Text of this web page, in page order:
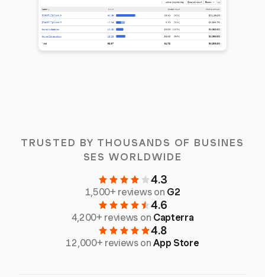
TRUSTED BY THOUSANDS OF BUSINES
SES WORLDWIDE
4.3
1,500+ reviews on G2
4.6
4,200+ reviews on Capterra
4.8
12,000+ reviews onApp Store